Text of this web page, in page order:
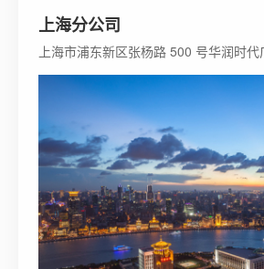
上海分公司
上海市浦东新区张杨路 500 号华润时